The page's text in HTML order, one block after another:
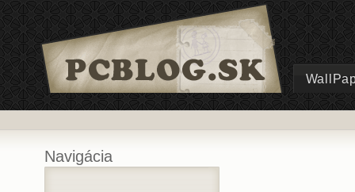
Navigácia